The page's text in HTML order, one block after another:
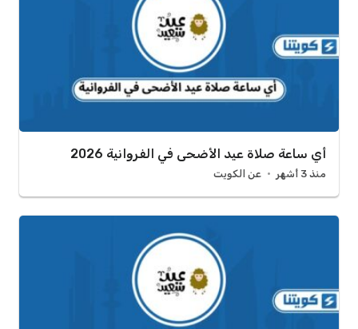
أي ساعة صلاة عيد الأضحى في الفروانية 2026
منذ 3 أشهر عن الكويت